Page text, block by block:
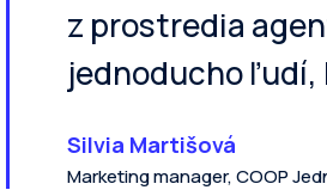
z prostredia
jednoducho ľudí,
Silvia Martišová
Marketing manager, COOP